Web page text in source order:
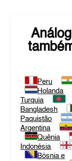
Peru
Holanda
Turquia
Bangladesh
Paquistão
Argentina
Quênia
Indonésia
Bósnia e